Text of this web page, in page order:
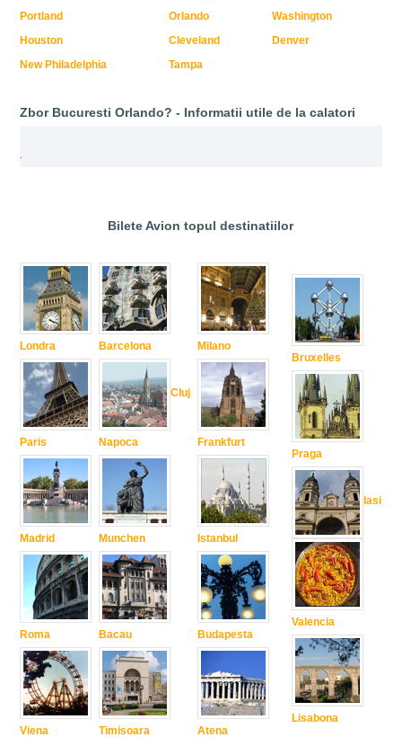
Portland
Orlando
Washington
Houston
Cleveland
Denver
New Philadelphia
Tampa
Zbor Bucuresti Orlando? - Informatii utile de la calatori
.
Bilete Avion topul destinatiilor
Londra
Paris
Madrid
Roma
Viena
Barcelona
Cluj
Napoca
Munchen
Bacau
Timisoara
Milano
Frankfurt
Istanbul
Budapesta
Atena
Bruxelles
Praga
Iasi
Valencia
Lisabona